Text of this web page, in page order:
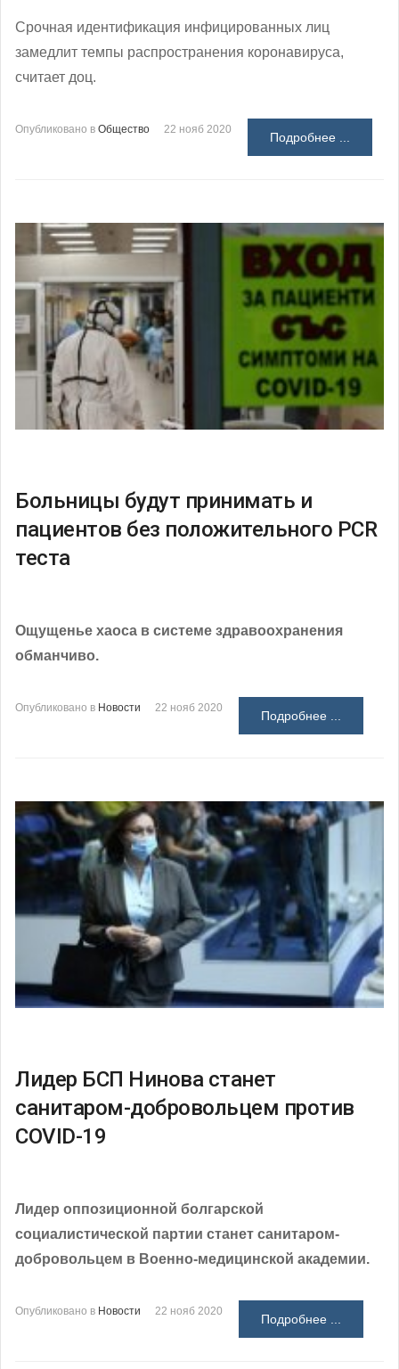
Срочная идентификация инфицированных лиц
замедлит темпы распространения коронавируса,
считает доц.
Опубликовано в Общество 22 нояб 2020
Подробнее ...
Больницы будут принимать и
пациентов без положительного PCR
теста
Ощущенье хаоса в системе здравоохранения
обманчиво.
Опубликовано в Новости 22 нояб 2020
Подробнее ...
Лидер БСП Нинова станет
санитаром-добровольцем против
COVID-19
Лидер оппозиционной болгарской
социалистической партии станет санитаром-
добровольцем в Военно-медицинской академии.
Опубликовано в Новости 22 нояб 2020
Подробнее ...